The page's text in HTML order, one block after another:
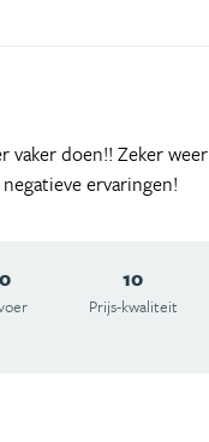
vaker doen!! Zeker weer
ervaringen!
10
Prijs-kwaliteit